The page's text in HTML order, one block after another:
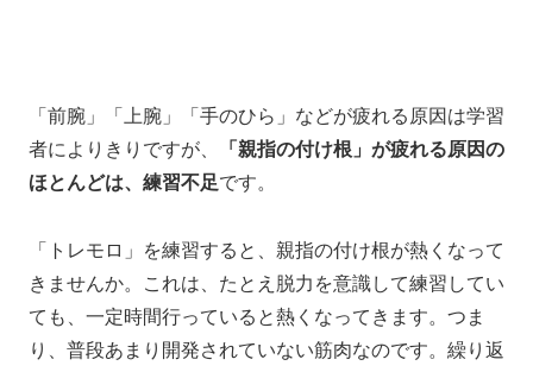
「前腕」「上腕」「手のひら」 などが疲れる原因は学習
者によりきりですが、
「親指の付け根」 が疲れる原因の
ほとんどは、練習不足です。
「トレモロ」を練習すると、 親指の付け根が熱くなって
きませんか。
これは、 たとえ脱力を意識して練習してい
ても、 一定時間行っていると熱くなってきます。 つま
り、普段あまり開発されていない筋肉なのです。 繰り返